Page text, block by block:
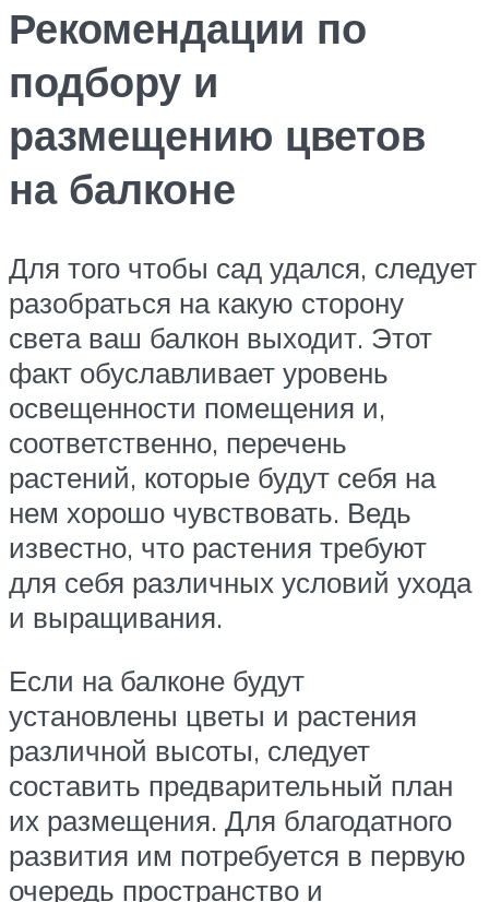
Рекомендации по
подбору и
размещению цветов
на балконе
Для того чтобы сад удался, следует
разобраться на какую сторону
света ваш балкон выходит. Этот
факт обуславливает уровень
освещенности помещения и,
соответственно, перечень
растений, которые будут себя на
нем хорошо чувствовать. Ведь
известно, что растения требуют
для себя различных условий ухода
и выращивания.
Если на балконе будут
установлены цветы и растения
различной высоты, следует
составить предварительный план
их размещения. Для благодатного
развития им потребуется в первую
очередь пространство и